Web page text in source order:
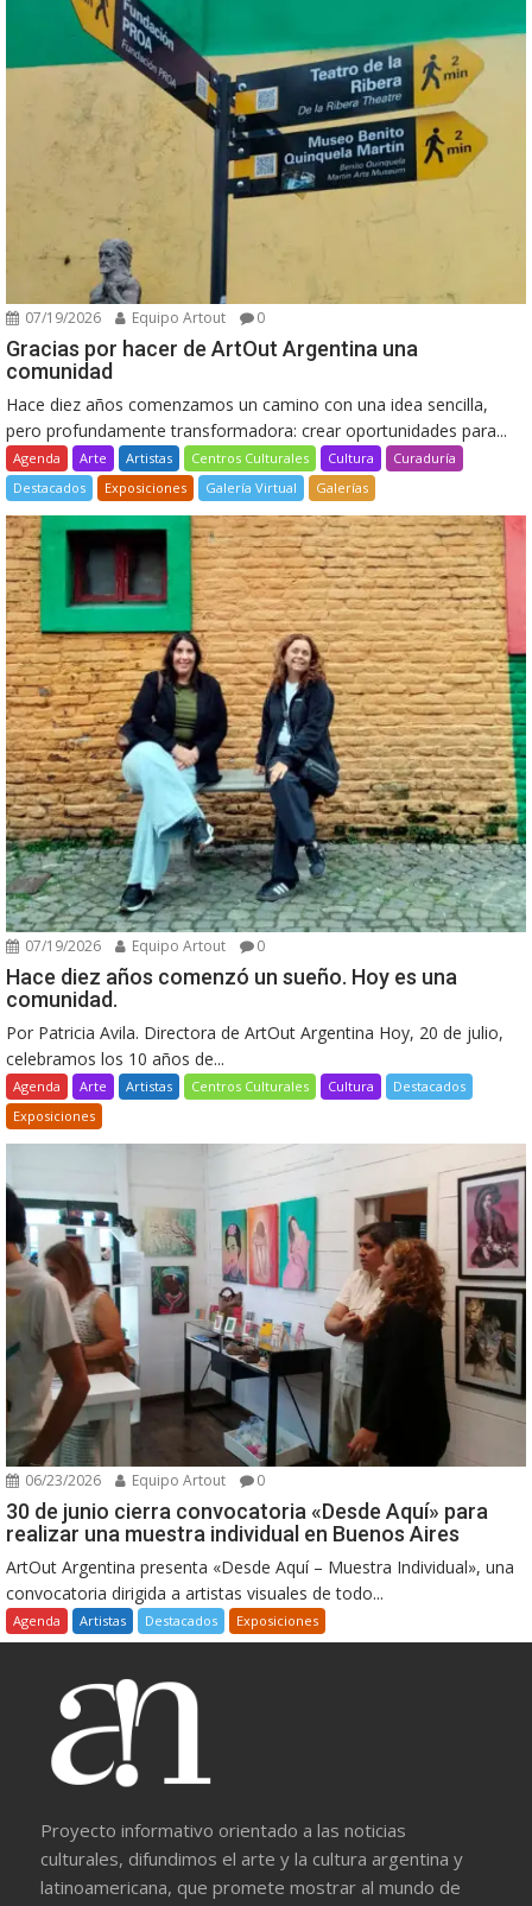
07/19/2026 Equipo Artout 0
Gracias por hacer de ArtOut Argentina una
comunidad
Hace diez años comenzamos un camino con una idea sencilla,
pero profundamente transformadora: crear oportunidades para...
Agenda Arte Artistas Centros Culturales Cultura
Curaduría
Destacados
Exposiciones Galería Virtual Galerías
07/19/2026 Equipo Artout 0
Hace diez años comenzó un sueño. Hoy es una
comunidad.
Por Patricia Avila. Directora de ArtOut Argentina Hoy, 20 de julio,
celebramos los 10 años de...
Agenda Arte Artistas Centros Culturales Cultura
Destacados
Exposiciones
06/23/2026 Equipo Artout 0
30 de junio cierra convocatoria «Desde Aquí» para
realizar una muestra individual en Buenos Aires
ArtOut Argentina presenta «Desde Aquí – Muestra Individual», una
convocatoria dirigida a artistas visuales de todo...
Agenda Artistas Destacados Exposiciones
Proyecto informativo orientado a las noticias
culturales, difundimos el arte y la cultura argentina y
latinoamericana, que promete mostrar al mundo de